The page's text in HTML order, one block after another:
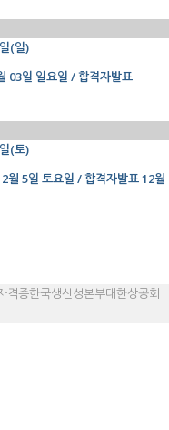
(일)
03일 일요일 / 합격자발표
(토)
월 5일 토요일 / 합격자발표 12월
격증한국생산성본부대한상공회